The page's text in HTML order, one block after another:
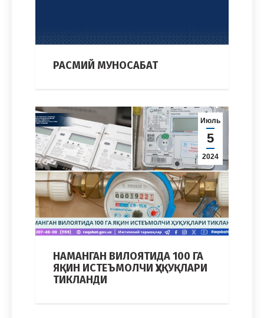
РАСМИЙ МУНОСАБАТ
Июль
5
2024
НАМАНГАН ВИЛОЯТИДА 100 ГА
ЯҚИН ИСТЕЪМОЛЧИ ҲУҚУҚЛАРИ
ТИКЛАНДИ